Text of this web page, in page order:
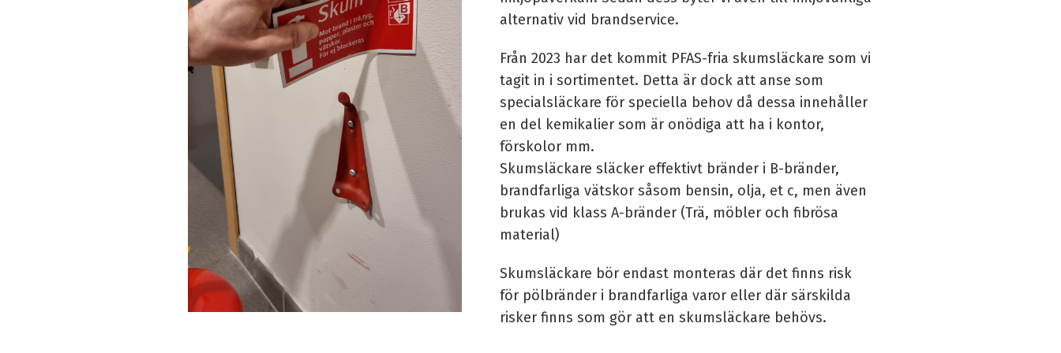
alternativ vid brandservice.
Från 2023 har det kommit PFAS-fria skumsläckaresom vi
tagit in i sortimentet. Detta är dock att anse som
specialsläckare för speciella behov då dessa innehåller
en del kemikalier som är onödiga att ha i kontor,
förskolor mm.
Skumsläckare släcker effektivt bränder i B-bränder,
brandfarliga vätskor såsom bensin, olja, et c, men även
brukas vid klass A-bränder (Trä, möbler och fibrösa
material)
Skumsläckare bör endast monteras där det finns risk
för pölbränder i brandfarliga varor eller där särskilda
risker finns som gör att en skumsläckare behövs.